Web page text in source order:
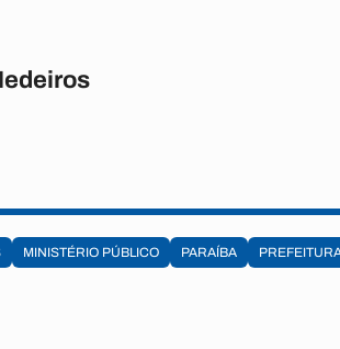
MINISTÉRIO PÚBLICO PARAÍBA